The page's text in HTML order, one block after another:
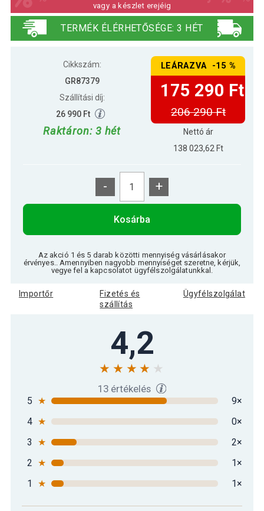
vagy a készlet erejéig
TERMÉK ÉLÉRHETŐSÉGE: 3 HÉT
Cikkszám:
GR87379
Szállítási díj:
26 990 Ft
Raktáron: 3 hét
LEÁRAZVA -15 %
175 290 Ft
206 290 Ft
Nettó ár
138 023,62 Ft
- +
Kosárba
Az akció 1 és 5 darab közötti mennyiség vásárlásakor
érvényes.. Amennyiben nagyobb mennyiséget szeretne, kérjük,
vegye fel a kapcsolatot ügyfélszolgálatunkkal.
Importőr
Fizetés és
szállítás
Ügyfélszolgálat
4,2
13 értékelés
5 ★
9×
4 ★
0×
3
★
2×
2 ★
1×
1
★ 1×